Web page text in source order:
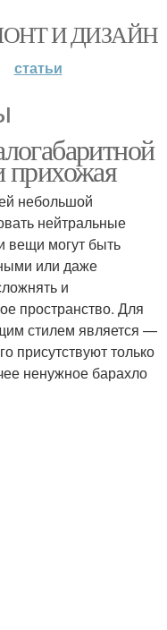
И ДИЗАЙН
статьи
прихожая
небольшой
нейтральные
вещи могут быть
или даже
и
пространство. Для
стилем является —
присутствуют только
ненужное барахло